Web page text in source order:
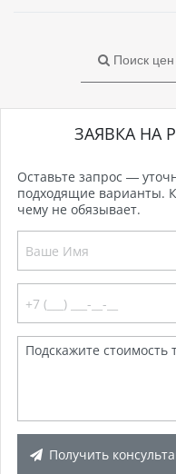
Поиск цен
ЗАЯВКА НА
Оставьте запрос —
подходящие варианты.
чему не обязывает.
Получить